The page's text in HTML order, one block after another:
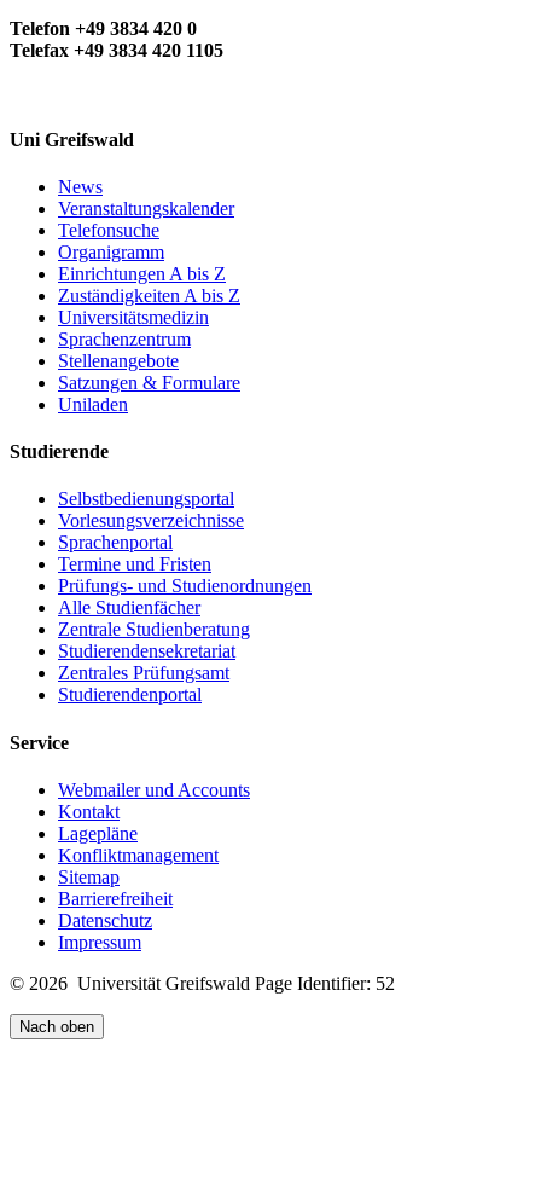
Telefon +49 3834 420 0
Telefax +49 3834 420 1105
Uni Greifswald
News
Veranstaltungskalender
Telefonsuche
Organigramm
Einrichtungen A bis Z
Zuständigkeiten A bis Z
Universitätsmedizin
Sprachenzentrum
Stellenangebote
Satzungen & Formulare
Uniladen
Studierende
Selbstbedienungsportal
Vorlesungsverzeichnisse
Sprachenportal
Termine und Fristen
Prüfungs- und Studienordnungen
Alle Studienfächer
Zentrale Studienberatung
Studierendensekretariat
Zentrales Prüfungsamt
Studierendenportal
Service
Webmailer und Accounts
Kontakt
Lagepläne
Konfliktmanagement
Sitemap
Barrierefreiheit
Datenschutz
Impressum
© 2026 Universität Greifswald Page Identifier: 52
Nach oben